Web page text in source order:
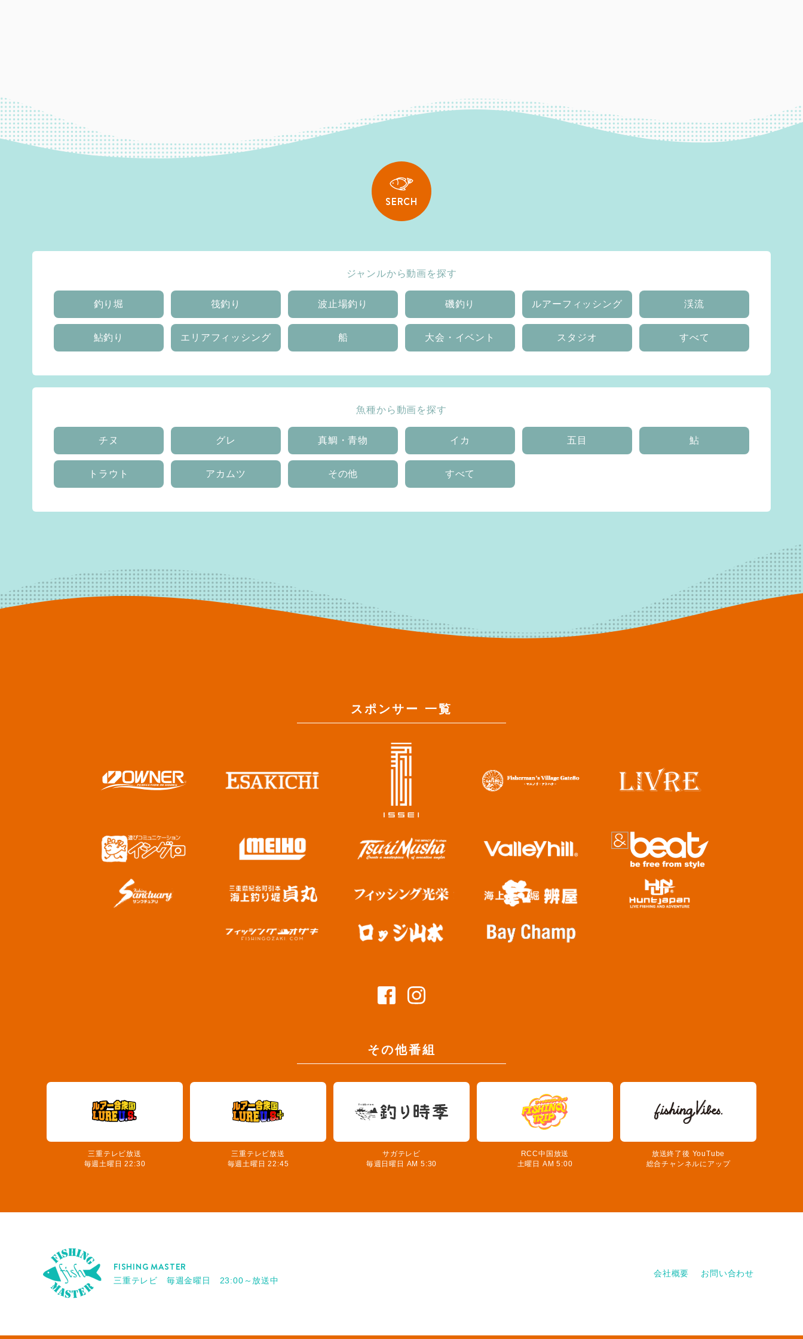
SERCH
ジャンルから動画を探す
釣り堀 筏釣り 波止場釣り 磯釣り ルアーフィッシング 渓流
鮎釣り エリアフィッシング 船 大会・イベント スタジオ すべて
魚種から動画を探す
チヌ グレ 真鯛・青物 イカ 五目 鮎
トラウト アカムツ その他 すべて
スポンサー 一覧
その他番組
三重テレビ放送
毎週土曜日 22:30
三重テレビ放送
毎週土曜日 22:45
サガテレビ
毎週日曜日 AM 5:30
RCC中国放送
土曜日 AM 5:00
放送終了後 YouTube
総合チャンネルにアップ
FISHING MASTER
三重テレビ 毎週金曜日 23:00～放送中
会社概要 お問い合わせ